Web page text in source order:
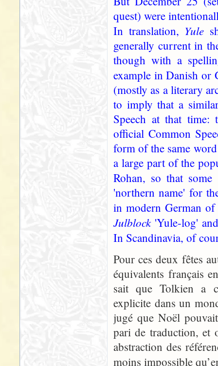
quest) were
In translation, Yule
generally current in
though with a
example in Danish or
(mostly as a literary
to imply that a
Speech at that time:
official Common
form of the same
a large part of the
Rohan, so that
'northern name' for
in modern German
Julblock'Yule-log'
In Scandinavia, of
Pour ces deux fêtes
équivalents français
sait que Tolkien a
explicite dans un
jugé que Noël
pari de traduction, et
abstraction des
moins impossible